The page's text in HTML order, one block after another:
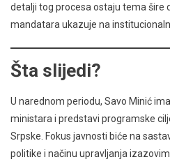
detalji tog procesa ostaju tema šire
mandatara ukazuje na
Šta slijedi?
U narednom periodu, Savo Minić
ministara i predstavi programske
Srpske. Fokus javnosti biće na
politike i načinu upravljanja